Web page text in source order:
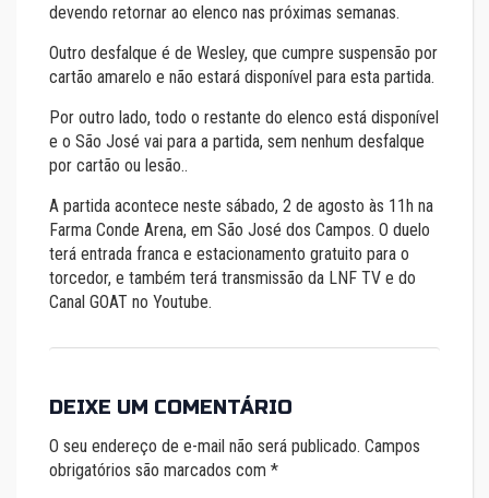
devendo retornar ao elenco nas próximas semanas.
Outro desfalque é de Wesley, que cumpre suspensão por
cartão amarelo e não estará disponível para esta partida.
Por outro lado, todo o restante do elenco está disponível
e o São José vai para a partida, sem nenhum desfalque
por cartão ou lesão..
A partida acontece neste sábado, 2 de agosto às 11h na
Farma Conde Arena, em São José dos Campos. O duelo
terá entrada franca e estacionamento gratuito para o
torcedor, e também terá transmissão da LNF TV e do
Canal GOAT no Youtube.
DEIXE UM COMENTÁRIO
O seu endereço de e-mail não será publicado. Campos
obrigatórios são marcados com *